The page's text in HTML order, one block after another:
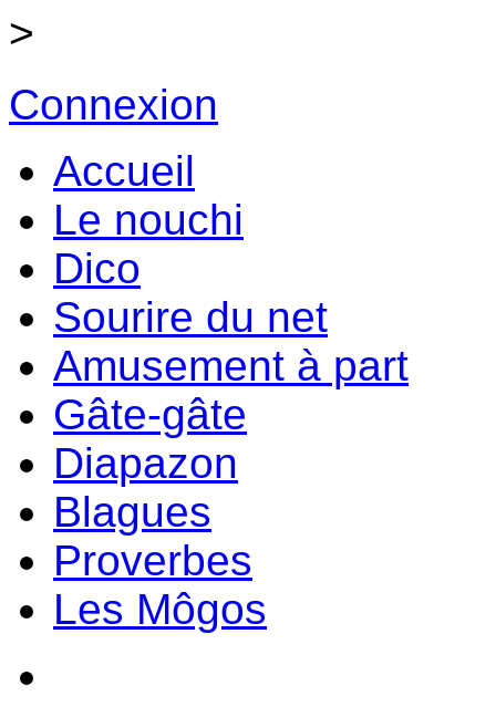
>
Connexion
Accueil
Le nouchi
Dico
Sourire du net
Amusement à part
Gâte-gâte
Diapazon
Blagues
Proverbes
Les Môgos